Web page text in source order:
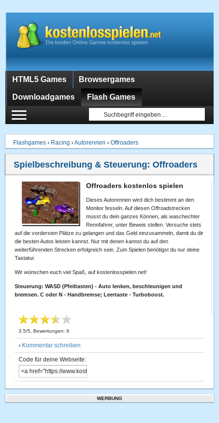
HTML5 Games Browsergames
Downloadgames Flash Games
Flashgames › Racing ›Autorennen ›Offroaders
Spielbeschreibung & Steuerung:Offroaders
Offroaders kostenlos spielen
Dieses Autorennen wird dich bestimmt an den
Monitor fesseln. Auf diesen Offroadstrecken
musst du dein ganzes Können, als waschechter
Rennfahrer, unter Beweis stellen. Versuche stets
auf die vordersten Plätze zu gelangen und das Geld einzusammeln, damit du dir
die besten Autos leisten kannst. Nur mit denen kannst du auf den
weiterführenden Strecken erfolgreich sein. Zum Spielen benötigst du nur deine
Tastatur.
Wir wünschen euch viel Spaß, auf kostenlosspielen.net!
Steuerung: WASD (Pfeiltasten) - Auto lenken, beschleunigen und
bremsen. C oder N - Handbremse; Leertaste - Turboboost.
3.5/5 , Bewertungen:6
› Kommentar schreiben
Code für deine Webseite:
WERBUNG